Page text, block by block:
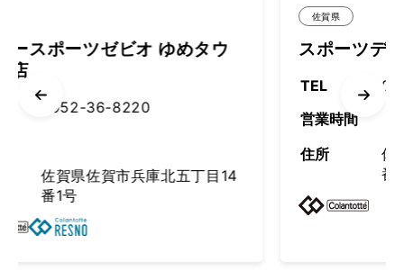
ゆめタウ
庫北五丁目14
スポーツデポ 佐賀店
0952-33-4130
佐賀県佐賀市兵庫北